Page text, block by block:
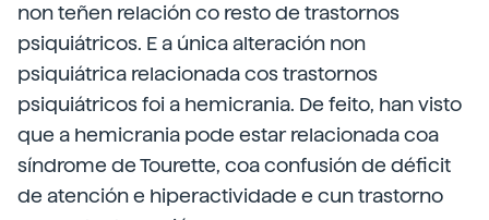
non teñen relación co resto de trastornos
psiquiátricos. E a única alteración non
psiquiátrica relacionada cos trastornos
psiquiátricos foi a hemicrania. De feito, han visto
que a hemicrania pode estar relacionada coa
síndrome de Tourette, coa confusión de déficit
de atención e hiperactividade e cun trastorno